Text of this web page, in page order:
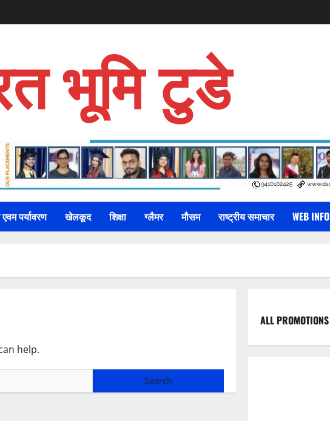
भूमि टुडे
पर्यावरण खेलकूद शिक्षा ग्लैमर मौसम राष्ट्रीय समाचार WEB INFO
help.
ALL PROMOTIONS